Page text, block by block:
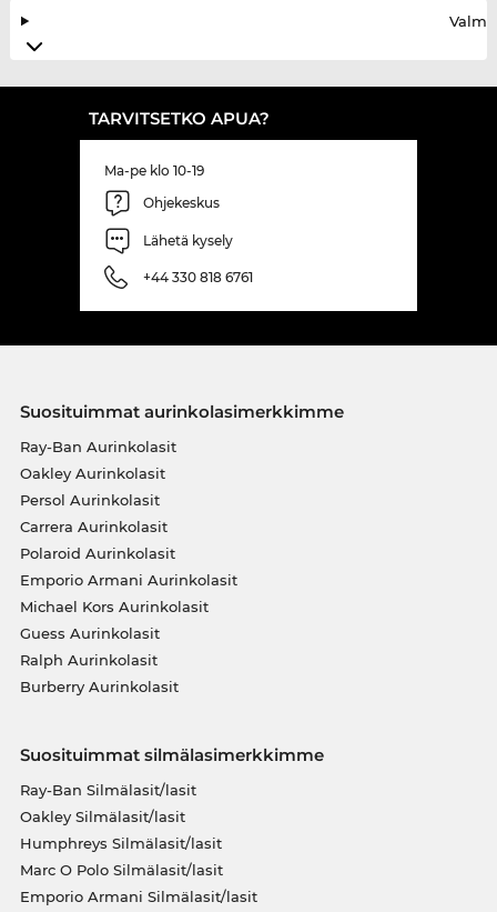
TARVITSETKO APUA?
Ma-pe klo 10-19
Ohjekeskus
Lähetä kysely
+44 330 818 6761
Suosituimmat aurinkolasimerkkimme
Ray-Ban Aurinkolasit
Oakley Aurinkolasit
Persol Aurinkolasit
Carrera Aurinkolasit
Polaroid Aurinkolasit
Emporio Armani Aurinkolasit
Michael Kors Aurinkolasit
Guess Aurinkolasit
Ralph Aurinkolasit
Burberry Aurinkolasit
Suosituimmat silmälasimerkkimme
Ray-Ban Silmälasit/lasit
Oakley Silmälasit/lasit
Humphreys Silmälasit/lasit
Marc O Polo Silmälasit/lasit
Emporio Armani Silmälasit/lasit